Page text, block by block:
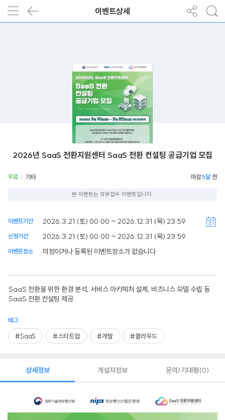
이벤트상세
2026년 SaaS 전환지원센터 SaaS 전환 컨설팅 공급기업 모집
무료 기타 5달
본 이벤트는 외부접수 이벤트입니다.
이벤트기간 2026.3.21 (토) 00:00 ~ 2026.12.31 (목) 23:59
신청기간 2026.3.21 (토) 00:00 ~ 2026.12.31 (목) 23:59
이벤트장소 미정이거나 등록된 이벤트장소가 없습니다
SaaS 전환을 위한 환경 분석, 서비스 아키텍처 설계, 비즈니스 모델 수립 등
SaaS 전환 컨설팅 제공
태그
#SaaS #스타트업 #개발 #클라우드
상세정보 개설자정보 문의/기대평 0